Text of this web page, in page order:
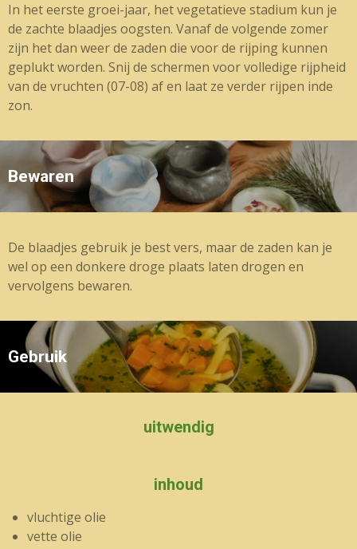
In het eerste groei-jaar, het vegetatieve stadium kun je
de zachte blaadjes oogsten. Vanaf de volgende zomer
zijn het dan weer de zaden die voor de rijping kunnen
geplukt worden. Snij de schermen voor volledige rijpheid
van de vruchten (07-08) af en laat ze verder rijpen inde
zon.
Bewaren
De blaadjes gebruik je best vers, maar de zaden kan je
wel op een donkere droge plaats laten drogen en
vervolgens bewaren.
Gebruik
uitwendig
inhoud
vluchtige olie
vette olie